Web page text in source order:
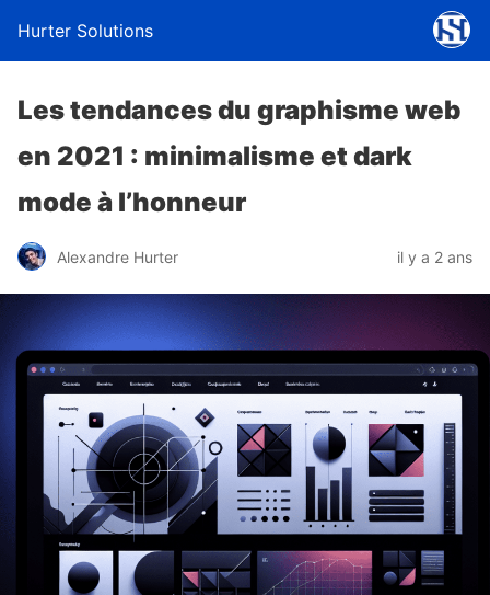
Hurter Solutions
Les tendances du graphisme web
en 2021 : minimalisme et dark
mode à l’honneur
Alexandre Hurter il y a 2 ans